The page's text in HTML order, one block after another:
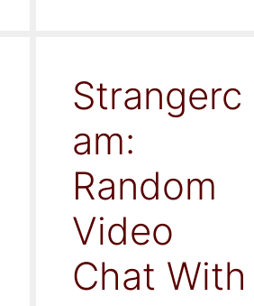
Strangerc
am:
Random
Video
Chat With